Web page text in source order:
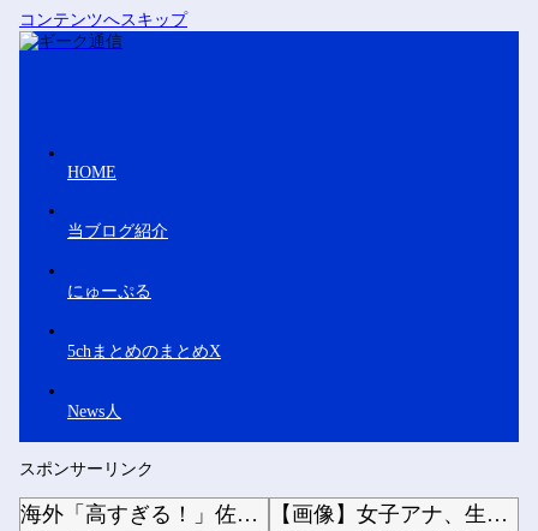
コンテンツへスキップ
HOME
当ブログ紹介
にゅーぷる
5chまとめのまとめX
News人
スポンサーリンク
海外「高すぎる！」佐野航大のPSV加入が決定的になり海外大騒ぎ！（海外の反応）
【画像】女子アナ、生放送で高校時代の制服を着てしまうｗｗｗｗｗｗｗｗｗｗｗｗｗｗｗ他